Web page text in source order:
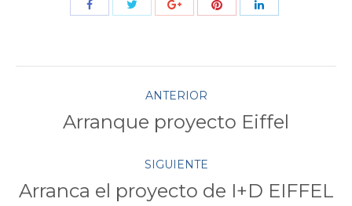
Compartir
Compartir Compartir Compartir
entre
publicaciones
ANTERIOR
Publicación
Arranque proyecto Eiffel
SIGUIENTE
Publicación
Arranca el proyecto de I+D EIFFEL